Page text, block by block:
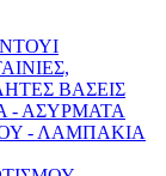
ΒΑΣΕΙΣ
- ΑΣΥΡΜΑΤΑ
- ΛΑΜΠΑΚΙΑ